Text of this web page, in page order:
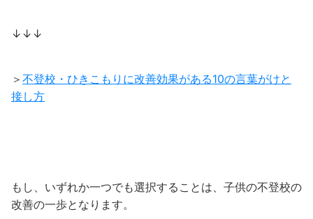
↓↓↓
＞ 不登校・ひきこもりに改善効果がある10の言葉がけと
接し方
もし、いずれか一つでも選択することは、子供の不登校の
改善の一歩となります。